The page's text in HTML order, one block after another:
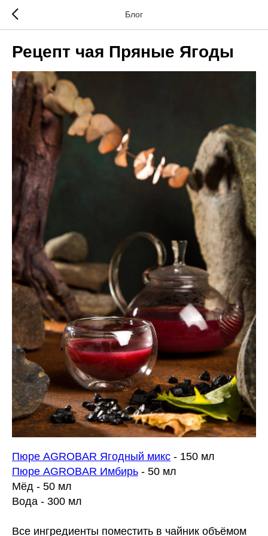
Блог
Рецепт чая Пряные Ягоды
Пюре AGROBAR Ягодный микс - 150 мл
Пюре AGROBAR Имбирь - 50 мл
Мёд - 50 мл
Вода - 300 мл
Все ингредиенты поместить в чайник объёмом